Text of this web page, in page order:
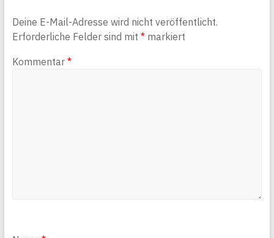
Deine E-Mail-Adresse wird nicht veröffentlicht.
Erforderliche Felder sind mit *markiert
Kommentar *